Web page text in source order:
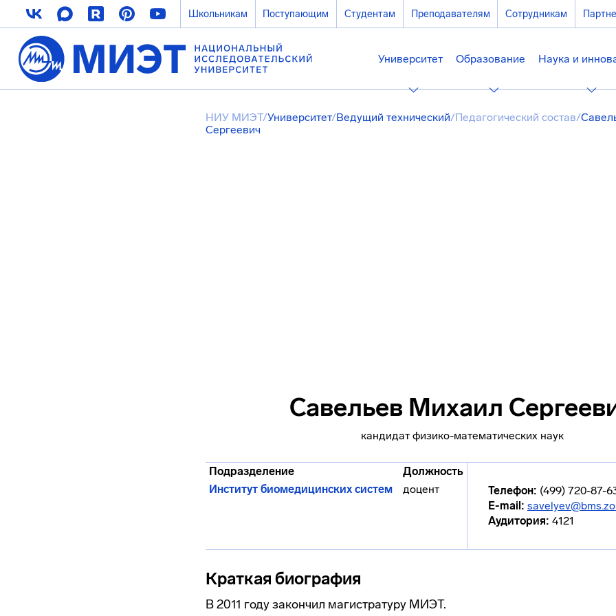
Школьникам Поступающим Студентам Преподавателям Сотрудникам
Университет Образование Наука и
НИУ МИЭТ/Университет/Ведущий технический/Педагогический состав/
Сергеевич
Савельев Михаил
кандидат физико-математических наук
Подразделение
Должность
Институт биомедицинских систем
доцент Телефон: (499) 720-87-
E-mail:
Аудитория: 4121
Краткая биография
В 2011 году закончил магистратуру МИЭТ.